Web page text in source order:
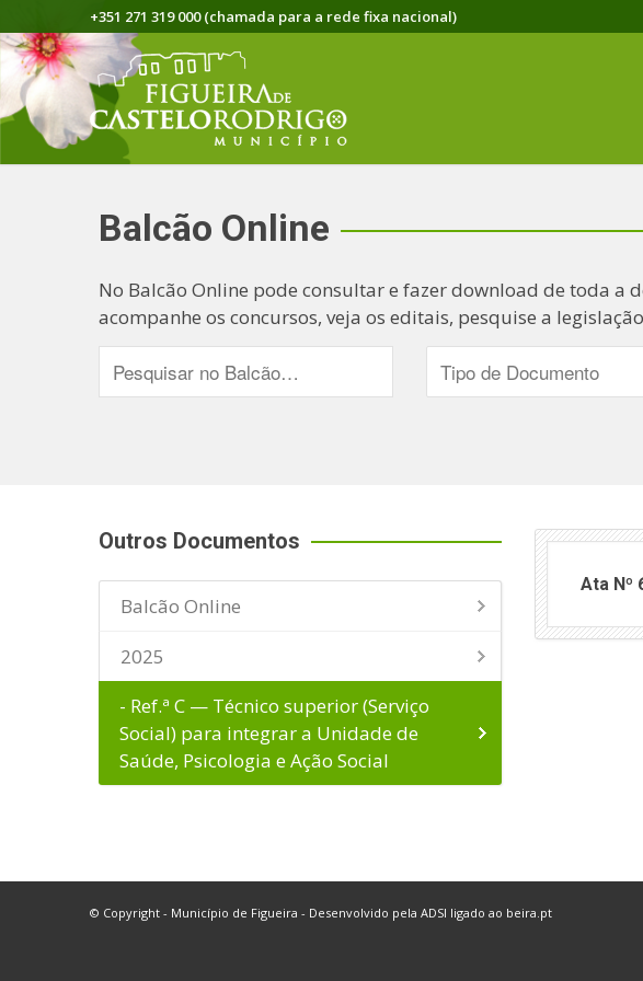
+351 271 319 000 (chamada para a rede fixa nacional)
Balcão Online
No Balcão Online pode consultar e fazer download de toda a
acompanhe os concursos, veja os editais, pesquise a
Outros Documentos
Balcão Online
2025
- Ref.ª C — Técnico superior (Serviço
Social) para integrar a Unidade de
Saúde, Psicologia e Ação Social
Ata Nº
© Copyright - Município de Figueira - Desenvolvido pela ADSI ligado ao beira.pt